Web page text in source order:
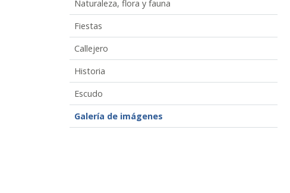
Naturaleza, flora y fauna
Fiestas
Callejero
Historia
Escudo
Galería de imágenes